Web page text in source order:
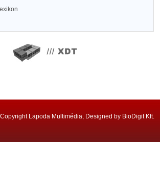
Lapoda Multimédia, Designed by BioDigit Kft.